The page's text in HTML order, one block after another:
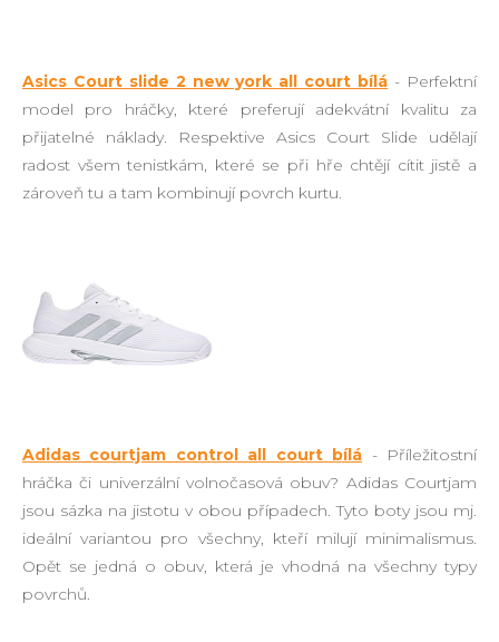
Asics Court slide 2 new york all court bílá - Perfektní
model pro hráčky, které preferují adekvátní kvalitu za
přijatelné náklady. Respektive Asics Court Slide udělají
radost všem tenistkám, které se při hře chtějí cítit jistě a
zároveň tu a tam kombinují povrch kurtu.
Adidas courtjam control all court bílá - Příležitostní
hráčka či univerzální volnočasová obuv? Adidas Courtjam
jsou sázka na jistotu v obou případech. Tyto boty jsou mj.
ideální variantou pro všechny, kteří milují minimalismus.
Opět se jedná o obuv, která je vhodná na všechny typy
povrchů.